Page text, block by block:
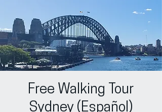
Free Walking Tour
Sydney (Español)